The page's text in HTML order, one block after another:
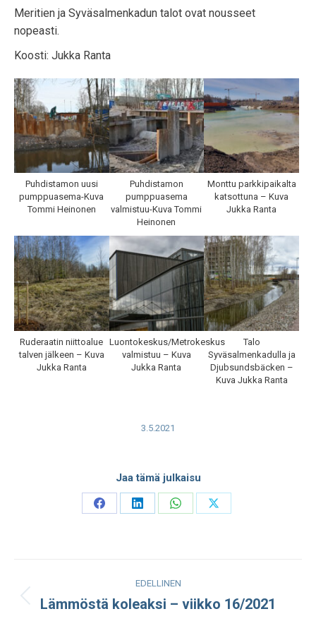
Meritien ja Syväsalmenkadun talot ovat nousseet
nopeasti.
Koosti: Jukka Ranta
Puhdistamon uusi
pumppuasema-Kuva
Tommi Heinonen
Puhdistamon
pumppuasema
valmistuu-Kuva Tommi
Heinonen
Monttu parkkipaikalta
katsottuna – Kuva
Jukka Ranta
Ruderaatin niittoalue
talven jälkeen – Kuva
Jukka Ranta
Luontokeskus/Metrokeskus
valmistuu – Kuva
Jukka Ranta
Talo
Syväsalmenkadulla ja
Djubsundsbäcken –
Kuva Jukka Ranta
3.5.2021
Jaa tämä julkaisu
Share
Share
Share
Share
navigation
EDELLINEN
Edellinen
Lämmöstä koleaksi – viikko 16/2021